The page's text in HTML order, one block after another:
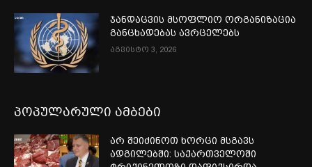
ჯანდაცვის მსოფლიო ორგანიზაცია
განცხადებას ავრცელებს
აგვისტო 3, 2026
პოპულარული ამბები
არ შეიძინოთ ხორცი მსგავს
ადგილებში: საქართველოში